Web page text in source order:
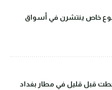
خاص ينتشرن في أسواق
قبل قليل في مطار بغداد